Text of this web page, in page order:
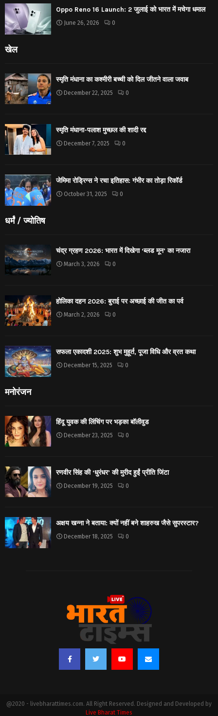
Oppo Reno 16 Launch: 2 जुलाई को भारत में मचेगा धमाल
June 26, 2026 0
खेल
स्मृति मंधाना का कश्मीरी बच्ची को दिल जीतने वाला जवाब
December 22, 2025 0
स्मृति मंधाना-पलाश मुच्छल की शादी रद्द
December 7, 2025 0
जेमिमा रोड्रिग्स ने रचा इतिहास: गंभीर का तोड़ा रिकॉर्ड
October 31, 2025 0
धर्मं / ज्योतिष
चंद्र ग्रहण 2026: भारत में दिखेगा ‘ब्लड मून’ का नजारा
March 3, 2026 0
होलिका दहन 2026: बुराई पर अच्छाई की जीत का पर्व
March 2, 2026 0
सफला एकादशी 2025: शुभ मुहूर्त, पूजा विधि और व्रत कथा
December 15, 2025 0
मनोरंजन
हिंदू युवक की लिंचिंग पर भड़का बॉलीवुड
December 23, 2025 0
रणवीर सिंह की ‘धुरंधर’ की मुरीद हुईं प्रीति जिंटा
December 19, 2025 0
अक्षय खन्ना ने बताया: क्यों नहीं बने शाहरुख जैसे सुपरस्टार?
December 18, 2025 0
@2020 - livebharattimes.com. All Right Reserved. Designed and Developed by
Live Bharat Times